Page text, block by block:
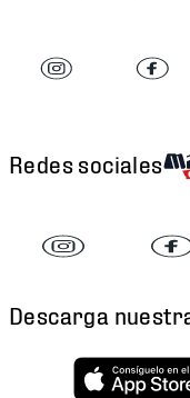
Redes sociales
Descarga